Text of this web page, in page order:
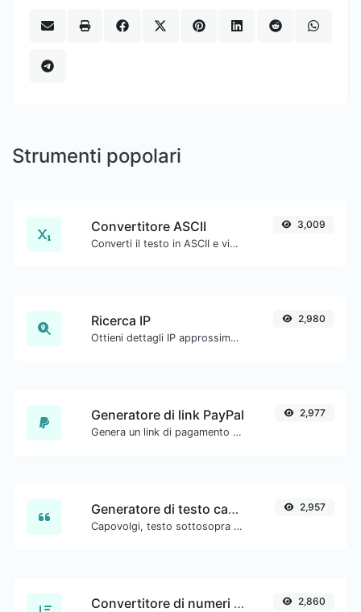
Strumenti popolari
Convertitore ASCII
Converti il testo in ASCII e viceversa per qualsiasi input di stringa.
3,009
Ricerca IP
Ottieni dettagli IP approssimativi.
2,980
Generatore di link PayPal
Genera un link di pagamento PayPal con facilità.
2,977
Generatore di testo capovolto
Capovolgi, testo sottosopra con facilità.
2,957
Convertitore di numeri in parole 2,860